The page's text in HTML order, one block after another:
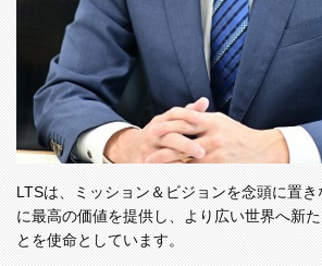
LTSは、ミッション＆ビジョンを念頭に置
に最高の価値を提供し、より広い世界へ新
とを使命としています。